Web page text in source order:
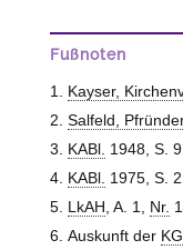
Fußnoten
Kayser,
Salfeld,
KABl.
1948, S.
KABl.
1975, S. 2.
LkAH , A. 1, Nr.
Auskunft der KG